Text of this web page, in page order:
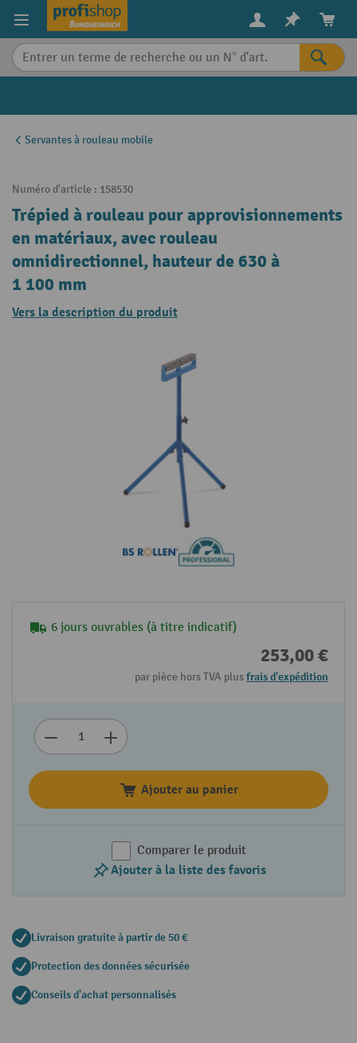
content
Servantes à rouleau mobile
Numéro d'article : 158530
Trépied à rouleau pour approvisionnements
en matériaux, avec rouleau
omnidirectionnel, hauteur de 630 à
1 100 mm
Vers la description du produit
6 jours ouvrables (à titre indicatif)
253,00 €
par pièce hors TVA plusfrais d'expédition
Ajouter au panier
Comparer le produit
Ajouter à la liste des favoris
Livraison gratuite à partir de 50 €
Protection des données sécurisée
Conseils d'achat personnalisés